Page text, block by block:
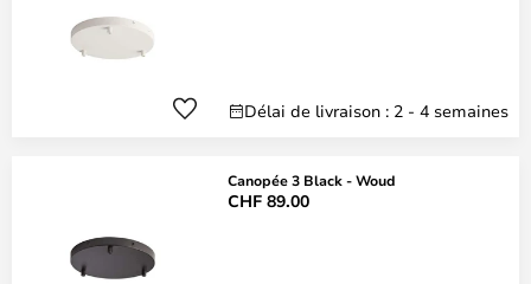
Délai de livraison : 2 - 4 semaines
Canopée 3 Black - Woud
CHF 89.00